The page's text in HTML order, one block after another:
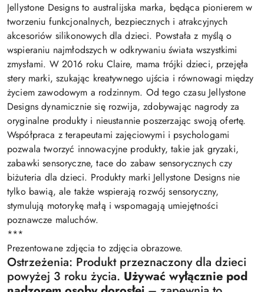
Jellystone Designs to australijska marka, będąca pionierem w
tworzeniu funkcjonalnych, bezpiecznych i atrakcyjnych
akcesoriów silikonowych dla dzieci. Powstała z myślą o
wspieraniu najmłodszych w odkrywaniu świata wszystkimi
zmysłami. W 2016 roku Claire, mama trójki dzieci, przejęła
stery marki, szukając kreatywnego ujścia i równowagi między
życiem zawodowym a rodzinnym. Od tego czasu Jellystone
Designs dynamicznie się rozwija, zdobywając nagrody za
oryginalne produkty i nieustannie poszerzając swoją ofertę.
Współpraca z terapeutami zajęciowymi i psychologami
pozwala tworzyć innowacyjne produkty, takie jak gryzaki,
zabawki sensoryczne, tace do zabaw sensorycznych czy
biżuteria dla dzieci. Produkty marki Jellystone Designs nie
tylko bawią, ale także wspierają rozwój sensoryczny,
stymulują motorykę małą i wspomagają umiejętności
poznawcze maluchów.
***
Prezentowane zdjęcia to zdjęcia obrazowe.
Ostrzeżenia: Produkt przeznaczony dla dzieci
powyżej 3 roku życia. Używać wyłącznie pod